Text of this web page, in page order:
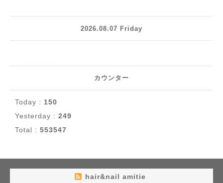
2026.08.07 Friday
カウンター
Today : 150
Yesterday : 249
Total : 553547
hair&nail amitie